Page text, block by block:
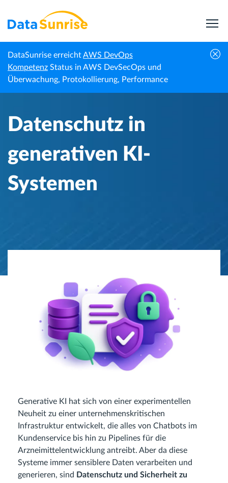
DataSunrise erreichtAWS DevOps
Kompetenz Status in AWS DevSecOps und
Überwachung, Protokollierung, Performance
Startseite Wissenszentrum Datenschutz in generativen KI-Systemen
Datenschutz in
generativen KI-
Systemen
Generative KI hat sich von einer experimentellen
Neuheit zu einer unternehmenskritischen
Infrastruktur entwickelt, die alles von Chatbots im
Kundenservice bis hin zu Pipelines für die
Arzneimittelentwicklung antreibt. Aber da diese
Systeme immer sensiblere Daten verarbeiten und
generieren, sind Datenschutz und Sicherheit zu